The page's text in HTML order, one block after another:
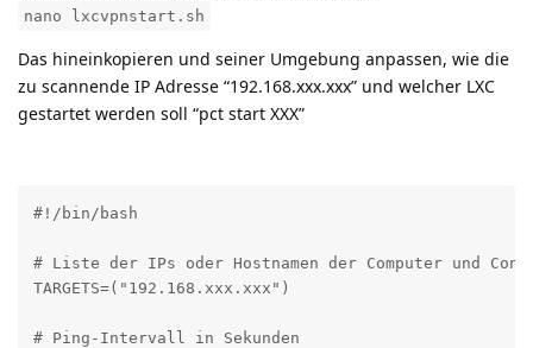
nano lxcvpnstart.sh
Das hineinkopieren und seiner Umgebung anpassen, wie die
zu scannende IP Adresse “192.168.xxx.xxx” und welcher LXC
gestartet werden soll “pct start XXX”
#!/bin/bash
# Liste der IPs oder Hostnamen der Computer und
TARGETS=("192.168.xxx.xxx")
# Ping-Intervall in Sekunden